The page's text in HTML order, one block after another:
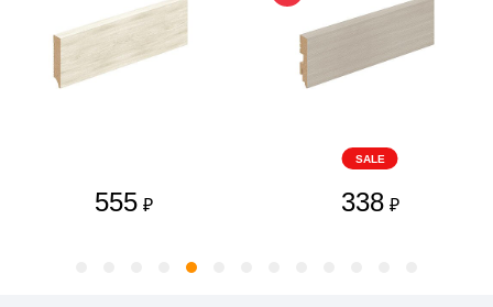
555 ₽
SALE
338 ₽